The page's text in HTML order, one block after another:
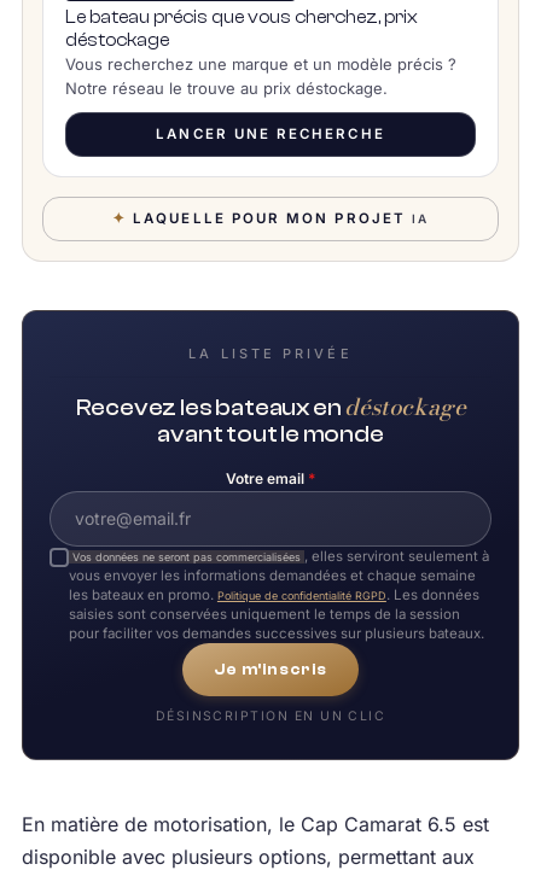
Le bateau précis que vous cherchez, prix
déstockage
Vous recherchez une marque et un modèle précis ?
Notre réseau le trouve au prix déstockage.
LANCER UNE RECHERCHE
✦ LAQUELLE POUR MON PROJET IA
LA LISTE PRIVÉE
Recevez les bateaux en déstockage
avant tout le monde
Votre email *
Vos données ne seront pas commercialisées , elles serviront seulement à
vous envoyer les informations demandées et chaque semaine
les bateaux en promo. Politique de confidentialité RGPD. Les données
saisies sont conservées uniquement le temps de la session
pour faciliter vos demandes successives sur plusieurs bateaux.
Je m'inscris
DÉSINSCRIPTION EN UN CLIC
En matière de motorisation, le Cap Camarat 6.5 est
disponible avec plusieurs options, permettant aux